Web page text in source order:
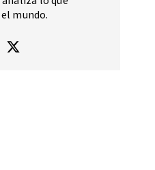
mundo.